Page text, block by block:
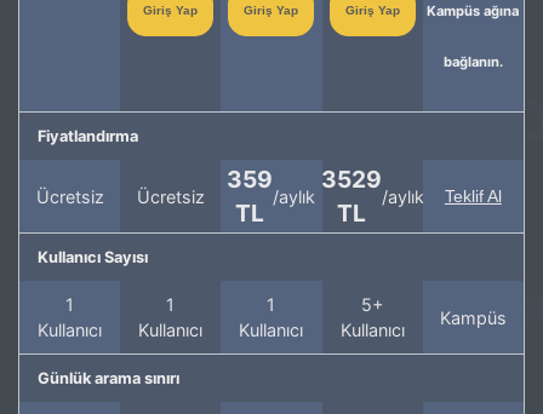
Giriş Yap Giriş Yap Giriş Yap Kampüs ağına
bağlanın.
Fiyatlandırma
Ücretsiz Ücretsiz
359
TL
/aylık
3529
TL
/aylık Teklif Al
Kullanıcı Sayısı
1
Kullanıcı
1
Kullanıcı
1
Kullanıcı
5+
Kullanıcı
Kampüs
Günlük arama sınırı